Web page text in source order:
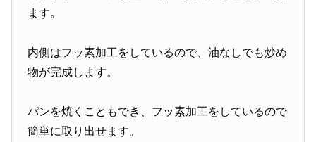
ます。
内側はフッ素加工をしているので、油なしでも炒め
物が完成します。
パンを焼くこともでき、フッ素加工をしているので
簡単に取り出せます。